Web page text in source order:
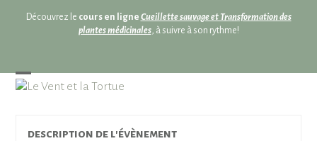
Découvrez le cours en ligne Cueillette sauvage et Transformation des
plantes médicinales, à suivre à son rythme!
Open
menu
Close
menu
description de l'évènement